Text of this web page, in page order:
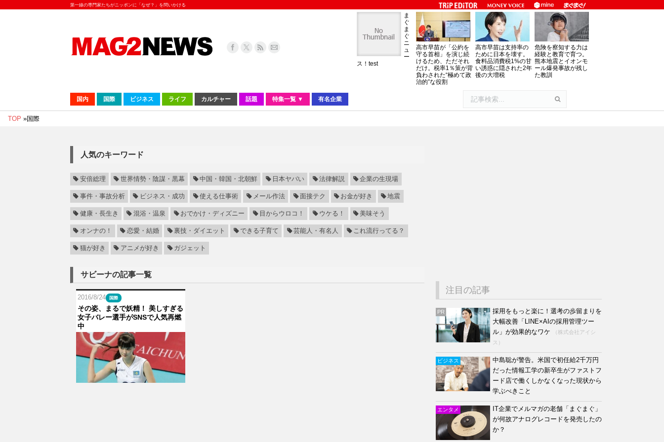
第一線の専門家たちがニッポンに「なぜ？」を問いかける
ま
ぐ
ま
ぐ
ニ
ュ
ー
ス！test
高市早苗が「公約を
守る首相」を演じ続
けるため、ただそれ
だけ。税率1％策が背
負わされた“極めて政
治的”な役割
高市早苗は支持率の
ために日本を壊す。
食料品消費税1%の甘
い誘惑に隠された2年
後の大増税
危険を察知する力は
経験と教育で育つ。
熊本地震とイオンモ
ール爆発事故が残し
た教訓
国内 国際 ビジネス ライフ カルチャー 話題 特集一覧 ▼ 有名企業
TOP »国際
人気のキーワード
安倍総理 世界情勢・陰謀・黒幕 中国・韓国・北朝鮮 日本ヤバい 法律解説 企業の生現場
事件・事故分析 ビジネス・成功 使える仕事術 メール作法 面接テク お金が好き 地震
健康・長生き 混浴・温泉 おでかけ・ディズニー 目からウロコ！ ウケる！ 美味そう
オンナの！ 恋愛・結婚 裏技・ダイエット できる子育て 芸能人・有名人 これ流行ってる？
猫が好き アニメが好き ガジェット
サビーナの記事一覧
2016/8/24 国際
その姿、まるで妖精！ 美しすぎる
女子バレー選手がSNSで人気再燃
中
注目の記事
PR
採用をもっと楽に！選考の歩留まりを
大幅改善「LINE×AIの採用管理ツー
ル」が効果的なワケ
（株式会社アイシ
ス）
ビジネス
中島聡が警告。米国で初任給2千万円
だった情報工学の新卒生がファストフ
ード店で働くしかなくなった現状から
学ぶべきこと
エンタメ
IT企業でメルマガの老舗「まぐまぐ」
が何故アナログレコードを発売したの
か？